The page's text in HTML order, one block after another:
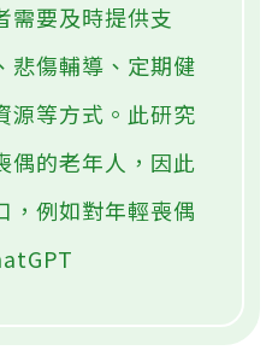
需要及時提供支
悲傷輔導、定期健
源等方式。此研究
偶的老年人，因此
，例如對年輕喪偶